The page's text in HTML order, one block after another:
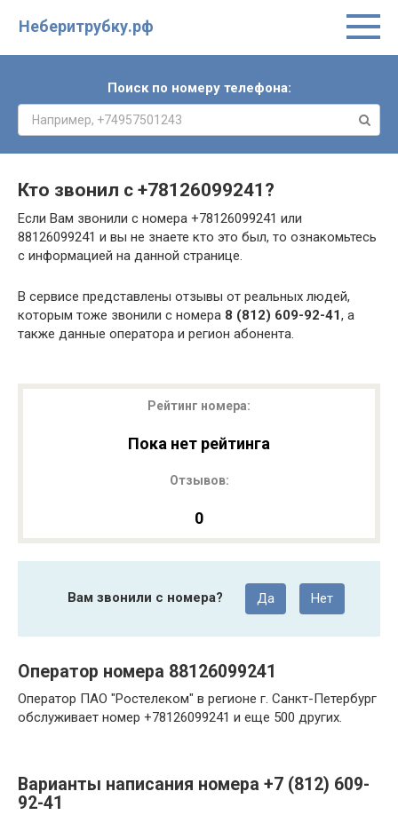
Неберитрубку.рф
Поиск по номеру телефона:
Кто звонил с +78126099241 ?
Если Вам звонили с номера +78126099241 или
88126099241 и вы не знаете кто это был, то ознакомьтесь
с информацией на данной странице.
В сервисе представлены отзывы от реальных людей,
которым тоже звонили с номера 8 (812) 609-92-41, а
также данные оператора и регион абонента.
Рейтинг номера:
Пока нет рейтинга
Отзывов:
0
Вам звонили с номера? Да Нет
Оператор номера 88126099241
Оператор ПАО "Ростелеком" в регионе г. Санкт-Петербург
обслуживает номер +78126099241 и еще 500 других.
Варианты написания номера +7 (812) 609-
92-41